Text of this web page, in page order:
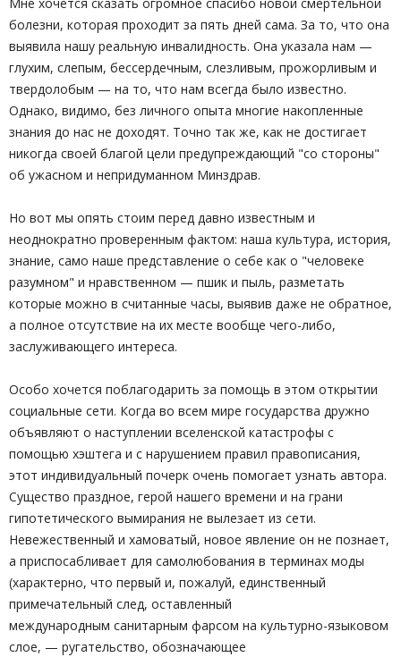
Мне хочется сказать огромное спасибо новой смертельной
болезни, которая проходит за пять дней сама. За то, что она
выявила нашу реальную инвалидность. Она указала нам —
глухим, слепым, бессердечным, слезливым, прожорливым и
твердолобым — на то, что нам всегда было известно.
Однако, видимо, без личного опыта многие накопленные
знания до нас не доходят. Точно так же, как не достигает
никогда своей благой цели предупреждающий "со стороны"
об ужасном и непридуманном Минздрав.
Но вот мы опять стоим перед давно известным и
неоднократно проверенным фактом: наша культура, история,
знание, само наше представление о себе как о "человеке
разумном" и нравственном — пшик и пыль, разметать
которые можно в считанные часы, выявив даже не обратное,
а полное отсутствие на их месте вообще чего-либо,
заслуживающего интереса.
Особо хочется поблагодарить за помощь в этом открытии
социальные сети. Когда во всем мире государства дружно
объявляют о наступлении вселенской катастрофы с
помощью хэштега и с нарушением правил правописания,
этот индивидуальный почерк очень помогает узнать автора.
Существо праздное, герой нашего времени и на грани
гипотетического вымирания не вылезает из сети.
Невежественный и хамоватый, новое явление он не познает,
а приспосабливает для самолюбования в терминах моды
(характерно, что первый и, пожалуй, единственный
примечательный след, оставленный
международным санитарным фарсом на культурно-языковом
слое, — ругательство, обозначающее